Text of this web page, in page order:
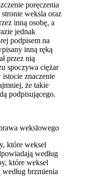
poręczenia
weksla oraz
inną osobę, a
jednak
podpisem na
inną ręką
przez nią
spoczywa ciężar
znaczenie
że takie
podpisującego.
wekslowego
które weksel
według
które weksel
brzmienia